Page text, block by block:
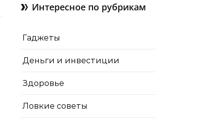
Интересное по рубрикам
Гаджеты
Деньги и инвестиции
Здоровье
Ловкие советы